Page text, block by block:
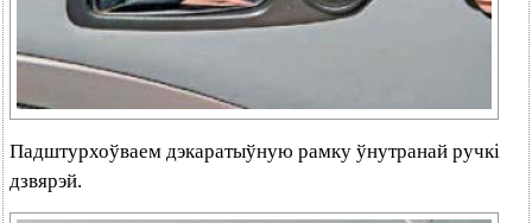
Падштурхоўваем дэкаратыўную рамку ўнутранай ручкі
дзвярэй.